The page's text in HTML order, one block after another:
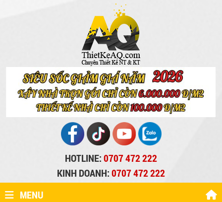
HOTLINE:0707 472 222
KINH DOANH:0707 472 222
MENU